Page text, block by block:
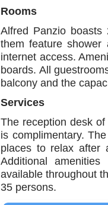
Rooms
Alfred Panzio
them feature
internet access.
boards. All
balcony and the
Services
The reception desk
is complimentary.
places to relax after
Additional
available throughout
35 persons.